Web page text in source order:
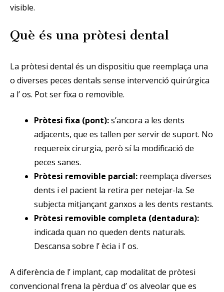
visible.
Què és una pròtesi dental
La pròtesi dental és un dispositiu que reemplaça una
o diverses peces dentals sense intervenció quirúrgica
a l’ os. Pot ser fixa o removible.
Pròtesi fixa (pont):s’ancora a les dents
adjacents, que es tallen per servir de suport. No
requereix cirurgia, però sí la modificació de
peces sanes.
Pròtesi removible parcial: reemplaça diverses
dents i el pacient la retira per netejar-la. Se
subjecta mitjançant ganxos a les dents restants.
Pròtesi removible completa (dentadura):
indicada quan no queden dents naturals.
Descansa sobre l’ ècia i l’ os.
A diferència de l’ implant, cap modalitat de pròtesi
convencional frena la pèrdua d’ os alveolar que es